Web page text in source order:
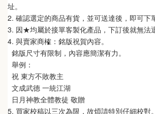
址。
2. 確認選定的商品有貨，並可送達後，即可下
3. 因★均屬於接單客製化產品，下訂後就無法
4. 與賣家商榷：銘版祝賀內容。
銘版尺寸有限制，內容應簡潔有力。
舉例：
祝 東方不敗教主
文成武德 一統江湖
日月神教全體教徒 敬贈
5. 買家校稿以三次為限，故煩請特別仔細校對。